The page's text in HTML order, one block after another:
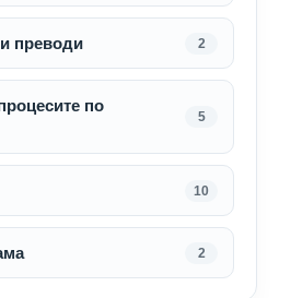
преводи 2
по
5
10
2